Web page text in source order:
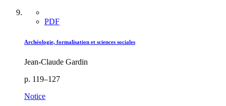
PDF
Archéologie, formalisation et sciences sociales
Jean-Claude Gardin
p. 119–127
Notice